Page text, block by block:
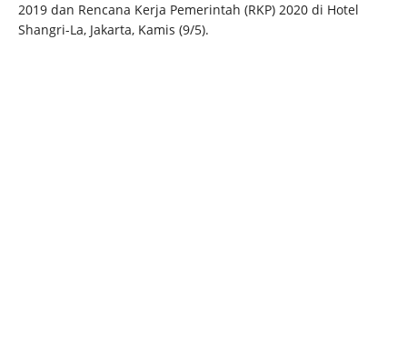
2019 dan Rencana Kerja Pemerintah (RKP) 2020 di Hotel
Shangri-La, Jakarta, Kamis (9/5).